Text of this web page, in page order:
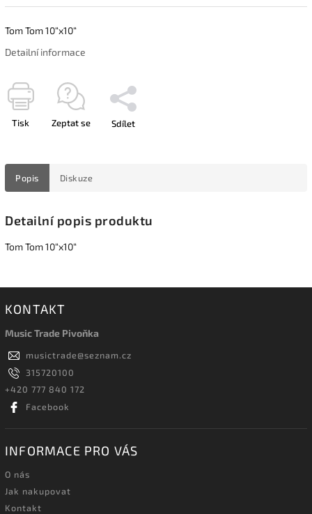
Tom Tom 10“x10“
Detailní informace
Tisk Zeptat se Sdílet
Popis Diskuze
Detailní popis produktu
Tom Tom 10“x10“
KONTAKT
Music Trade Pivoňka
musictrade@seznam.cz
315720100
+420 777 840 172
Facebook
INFORMACE PRO VÁS
O nás
Jak nakupovat
Kontakt